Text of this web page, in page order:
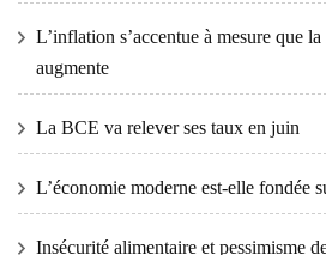
L’inflation s’accentue à mesure que
augmente
La BCE va relever ses taux en juin
L’économie moderne est-elle fondée
Insécurité alimentaire et pessimisme